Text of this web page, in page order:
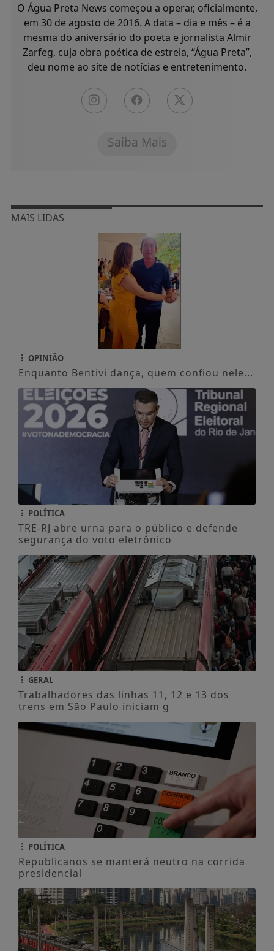
O Água Preta News começou a operar, oficialmente,
em 30 de agosto de 2016. A data – dia e mês – é a
mesma do aniversário do poeta e jornalista Almir
Zarfeg, cuja obra poética de estreia, “Água Preta”,
deu nome ao site de notícias e entretenimento.
Saiba Mais
MAIS LIDAS
OPINIÃO
Enquanto Bentivi dança, quem confiou nele...
POLÍTICA
TRE-RJ abre urna para o público e defende
segurança do voto eletrônico
GERAL
Trabalhadores das linhas 11, 12 e 13 dos
trens em São Paulo iniciam g
POLÍTICA
Republicanos se manterá neutro na corrida
presidencial